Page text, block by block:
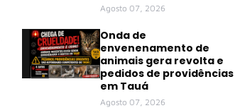
Agosto 07, 2026
Onda de
envenenamento de
animais gera revolta e
pedidos de providências
em Tauá
Agosto 07, 2026